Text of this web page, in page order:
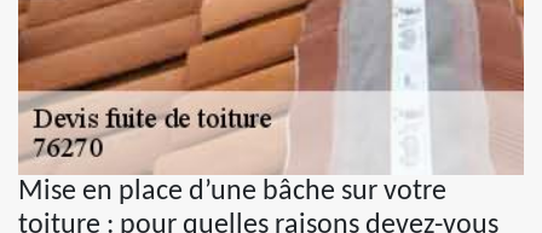
Mise en place d’une bâche sur votre
toiture : pour quelles raisons devez-vous